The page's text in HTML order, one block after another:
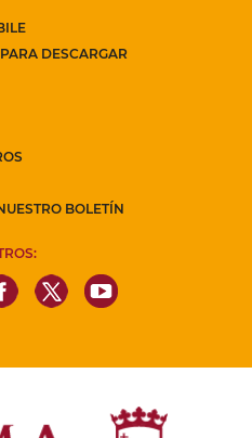
DESCARGAR
BOLETÍN